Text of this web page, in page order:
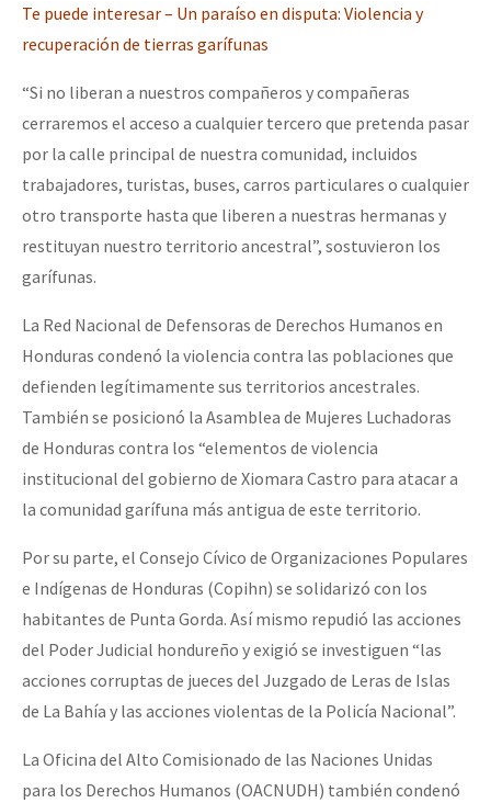
Te puede interesar – Un paraíso en disputa: Violencia y
recuperación de tierras garífunas
“Si no liberan a nuestros compañeros y compañeras
cerraremos el acceso a cualquier tercero que pretenda pasar
por la calle principal de nuestra comunidad, incluidos
trabajadores, turistas, buses, carros particulares o cualquier
otro transporte hasta que liberen a nuestras hermanas y
restituyan nuestro territorio ancestral”, sostuvieron los
garífunas.
La Red Nacional de Defensoras de Derechos Humanos en
Honduras condenó la violencia contra las poblaciones que
defienden legítimamente sus territorios ancestrales.
También se posicionó la Asamblea de Mujeres Luchadoras
de Honduras contra los “elementos de violencia
institucional del gobierno de Xiomara Castro para atacar a
la comunidad garífuna más antigua de este territorio.
Por su parte, el Consejo Cívico de Organizaciones Populares
e Indígenas de Honduras (Copihn) se solidarizó con los
habitantes de Punta Gorda. Así mismo repudió las acciones
del Poder Judicial hondureño y exigió se investiguen “las
acciones corruptas de jueces del Juzgado de Leras de Islas
de La Bahía y las acciones violentas de la Policía Nacional”.
La Oficina del Alto Comisionado de las Naciones Unidas
para los Derechos Humanos (OACNUDH) también condenó